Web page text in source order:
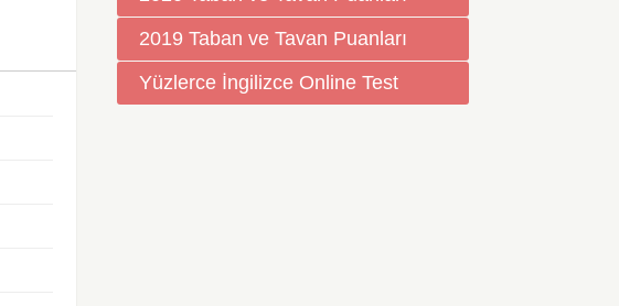
2019 Taban ve Tavan Puanları
Yüzlerce İngilizce Online Test